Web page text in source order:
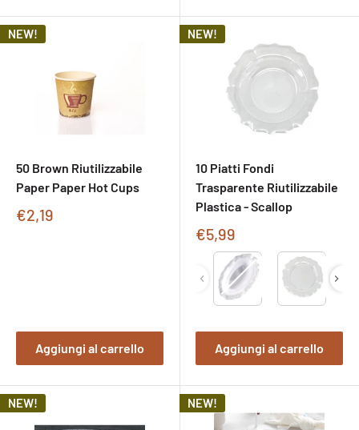
NEW!
50 Brown Riutilizzabile
Paper Paper Hot Cups
Prezzo
€2,19
Aggiungi al carrello
NEW!
10 Piatti Fondi
Trasparente Riutilizzabile
Plastica - Scallop
Prezzo
vendita
€5,99
Aggiungi al carrello
NEW! NEW!